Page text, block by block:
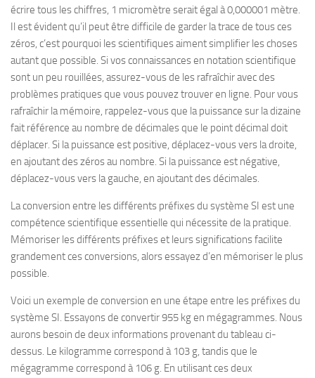
écrire tous les chiffres, 1 micromètre serait égal à 0,000001 mètre.
Il est évident qu’il peut être difficile de garder la trace de tous ces
zéros, c’est pourquoi les scientifiques aiment simplifier les choses
autant que possible. Si vos connaissances en notation scientifique
sont un peu rouillées, assurez-vous de les rafraîchir avec des
problèmes pratiques que vous pouvez trouver en ligne. Pour vous
rafraîchir la mémoire, rappelez-vous que la puissance sur la dizaine
fait référence au nombre de décimales que le point décimal doit
déplacer. Si la puissance est positive, déplacez-vous vers la droite,
en ajoutant des zéros au nombre. Si la puissance est négative,
déplacez-vous vers la gauche, en ajoutant des décimales.
La conversion entre les différents préfixes du système SI est une
compétence scientifique essentielle qui nécessite de la pratique.
Mémoriser les différents préfixes et leurs significations facilite
grandement ces conversions, alors essayez d’en mémoriser le plus
possible.
Voici un exemple de conversion en une étape entre les préfixes du
système SI. Essayons de convertir 955 kg en mégagrammes. Nous
aurons besoin de deux informations provenant du tableau ci-
dessus. Le kilogramme correspond à 103 g, tandis que le
mégagramme correspond à 106 g. En utilisant ces deux